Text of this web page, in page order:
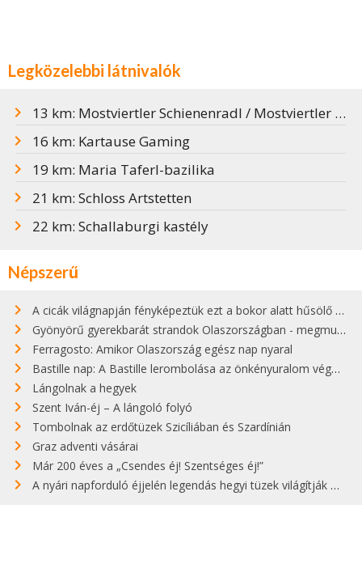
Legközelebbi látnivalók
13 km: Mostviertler Schienenradl / Mostviertler Hajtánytúra
16 km: Kartause Gaming
19 km: Maria Taferl-bazilika
21 km: Schloss Artstetten
22 km: Schallaburgi kastély
Népszerű
A cicák világnapján fényképeztük ezt a bokor alatt hűsölő cicát Kisorosziban
Gyönyörű gyerekbarát strandok Olaszországban - megmutatjuk a 15 legjobbat
Ferragosto: Amikor Olaszország egész nap nyaral
Bastille nap: A Bastille lerombolása az önkényuralom végét jelentette
Lángolnak a hegyek
Szent Iván-éj – A lángoló folyó
Tombolnak az erdőtüzek Szicíliában és Szardínián
Graz adventi vásárai
Már 200 éves a „Csendes éj! Szentséges éj!”
A nyári napforduló éjjelén legendás hegyi tüzek világítják meg Zugspitzét